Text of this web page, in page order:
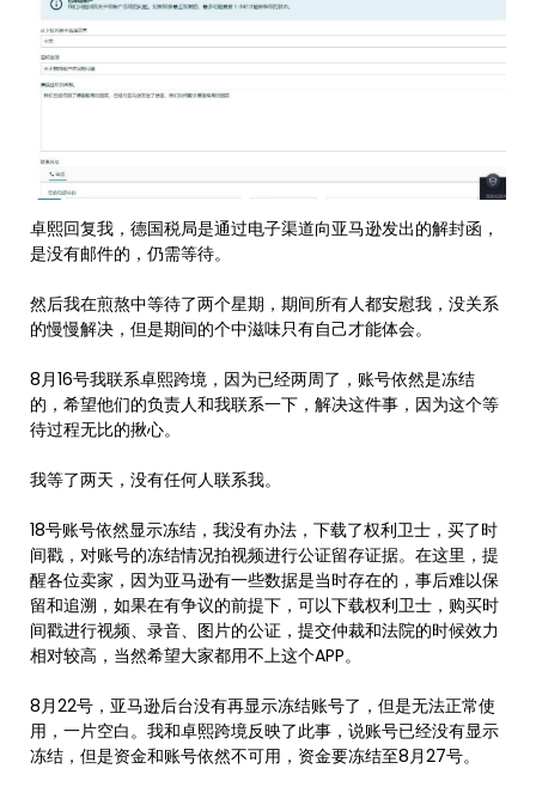
卓熙回复我，德国税局是通过电子渠道向亚马逊发出的解封函，
是没有邮件的，仍需等待。
然后我在煎熬中等待了两个星期，期间所有人都安慰我，没关系
的慢慢解决，但是期间的个中滋味只有自己才能体会。
8月16号我联系卓熙跨境，因为已经两周了，账号依然是冻结
的，希望他们的负责人和我联系一下，解决这件事，因为这个等
待过程无比的揪心。
我等了两天，没有任何人联系我。
18号账号依然显示冻结，我没有办法，下载了权利卫士，买了时
间戳，对账号的冻结情况拍视频进行公证留存证据。在这里，提
醒各位卖家，因为亚马逊有一些数据是当时存在的，事后难以保
留和追溯，如果在有争议的前提下，可以下载权利卫士，购买时
间戳进行视频、录音、图片的公证，提交仲裁和法院的时候效力
相对较高，当然希望大家都用不上这个APP。
8月22号，亚马逊后台没有再显示冻结账号了，但是无法正常使
用，一片空白。我和卓熙跨境反映了此事，说账号已经没有显示
冻结，但是资金和账号依然不可用，资金要冻结至8月27号。